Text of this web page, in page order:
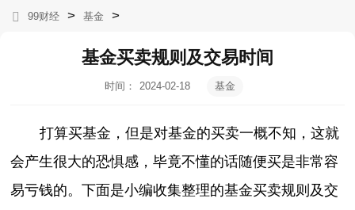
99财经 > 基金 >
基金买卖规则及交易时间
时间：
2024-02-18
基金
打算买基金，但是对基金的买卖一概不知，这就
会产生很大的恐惧感，毕竟不懂的话随便买是非常容
易亏钱的。下面是小编收集整理的基金买卖规则及交